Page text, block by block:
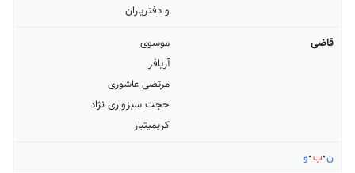
و دفتریاران
قاضی
موسوی
آریافر
مرتضی عاشوری
حجت سبزواری نژاد
کریمی‏تبار
ن ب و